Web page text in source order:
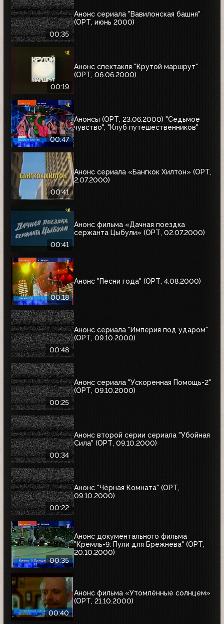
00:35
Анонс сериала "Вавилонская башня"
(ОРТ, июнь 2000)
00:19
Анонс спектакля "Крутой маршрут"
(ОРТ, 06.06.2000)
00:47
Анонсы (ОРТ, 23.06.2000) "Седьмое
чувство", "Клуб путешественников"
00:41
Анонс сериала «Бангкок Хилтон» (ОРТ,
2.07.2000)
00:41
Анонс фильма «Дачная поездка
сержанта Цыбули» (ОРТ, 02.07.2000)
00:18
Анонс "Песни года" (ОРТ, 4.08.2000)
00:48
Анонс сериала "Империя под ударом"
(ОРТ, 09.10.2000)
00:25
Анонс сериала "Ускоренная Помощь-2"
(ОРТ, 09.10.2000)
00:34
Анонс второй серии сериала "Убойная
Сила" (ОРТ, 09.10.2000)
00:22
Анонс "Чёрная Комната" (ОРТ,
09.10.2000)
00:35
Анонс документального фильма
"Кремль-9: Пули для Брежнева" (ОРТ,
20.10.2000)
00:40
Анонс фильма «Утомлённые солнцем»
(ОРТ, 21.10.2000)